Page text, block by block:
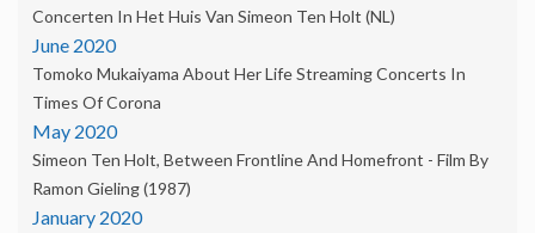
Concerten In Het Huis Van Simeon Ten Holt (NL)
June 2020
Tomoko Mukaiyama About Her Life Streaming Concerts In
Times Of Corona
May 2020
Simeon Ten Holt, Between Frontline And Homefront - Film By
Ramon Gieling (1987)
January 2020